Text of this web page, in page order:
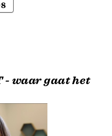
- waar gaat het